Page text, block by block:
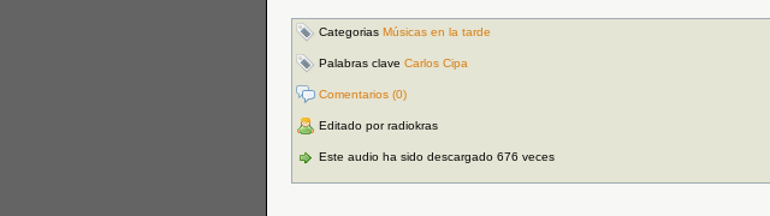
Categorias Músicas en la tarde
Palabras clave Carlos Cipa
Comentarios (0)
Editado por radiokras
Este audio ha sido descargado 676 veces